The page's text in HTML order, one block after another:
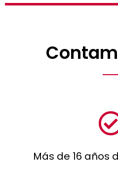
Más de 16 años